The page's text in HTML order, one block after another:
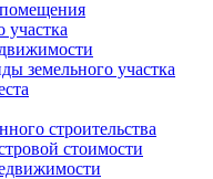
участка
земельного участка
строительства
стоимости